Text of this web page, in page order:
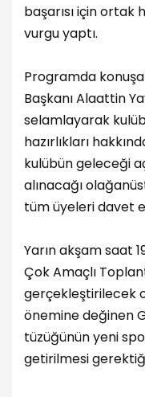
başarısı için
vurgu yaptı.
Programda
Başkanı Alaattin
selamlayarak
hazırlıkları
kulübün geleceği
alınacağı
tüm üyeleri davet
Yarın akşam saat
Çok Amaçlı
gerçekleştirilecek
önemine değinen
tüzüğünün yeni
getirilmesi